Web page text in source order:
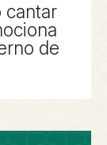
cantar
de